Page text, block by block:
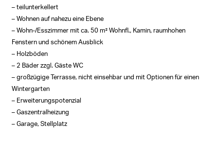
– teilunterkellert
– Wohnen auf nahezu eine Ebene
– Wohn-/Esszimmer mit ca. 50 m² Wohnfl., Kamin, raumhohen
Fenstern und schönem Ausblick
– Holzböden
– 2 Bäder zzgl. Gäste WC
– großzügige Terrasse, nicht einsehbar und mit Optionen für einen
Wintergarten
– Erweiterungspotenzial
– Gaszentralheizung
– Garage, Stellplatz